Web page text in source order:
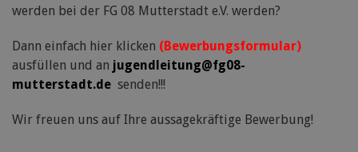
werden bei der FG 08 Mutterstadt e.V. werden?
Dann einfach hier klicken (Bewerbungsformular)
ausfüllen und an jugendleitung@fg08-
mutterstadt.de senden!!!
Wir freuen uns auf Ihre aussagekräftige Bewerbung!